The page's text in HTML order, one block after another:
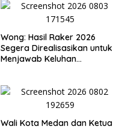
Wong: Hasil Raker 2026
Segera Direalisasikan untuk
Menjawab Keluhan
Wali Kota Medan dan Ketua